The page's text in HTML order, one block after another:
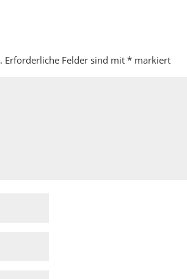
Erforderliche Felder sind mit *markiert